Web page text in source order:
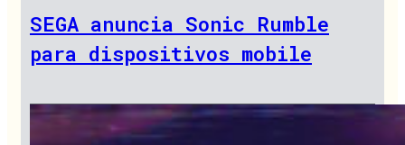
SEGA anuncia Sonic Rumble
para dispositivos mobile